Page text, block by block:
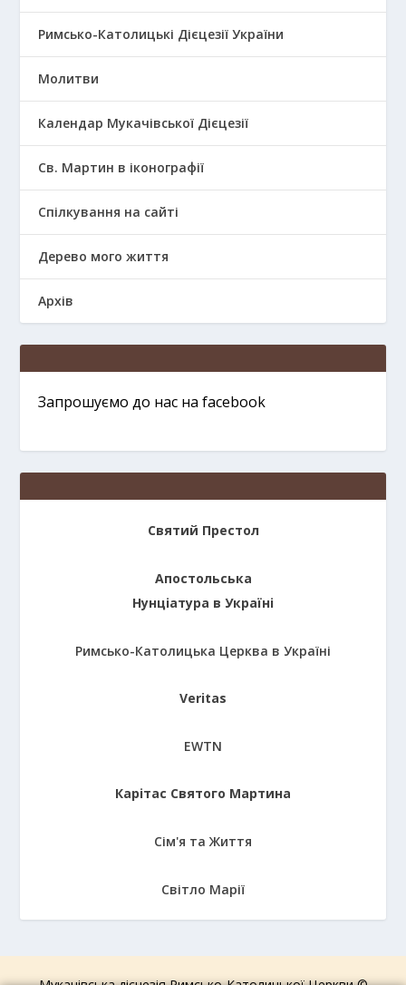
Римсько-Католицькі Дієцезії України
Молитви
Календар Мукачівської Дієцезії
Св. Мартин в іконографії
Спілкування на сайті
Дерево мого життя
Архів
Запрошуємо до нас на facebook
Святий Престол
Апостольська
Нунціатура в Україні
Римсько-Католицька Церква в Україні
Veritas
EWTN
Карітас Святого Мартина
Сім'я та Життя
Світло Марії